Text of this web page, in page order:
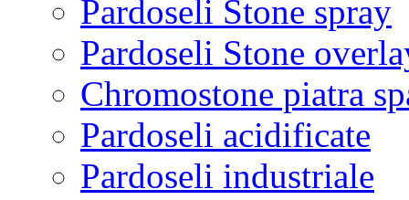
Pardoseli Stone spray
Pardoseli Stone
Chromostone piatra
Pardoseli acidificate
Pardoseli industriale